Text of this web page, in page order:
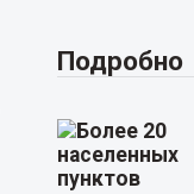
Подробно